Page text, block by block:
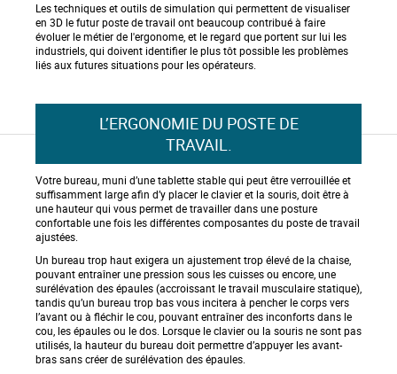
Les techniques et outils de simulation qui permettent de visualiser
en 3D le futur poste de travail ont beaucoup contribué à faire
évoluer le métier de l'ergonome, et le regard que portent sur lui les
industriels, qui doivent identifier le plus tôt possible les problèmes
liés aux futures situations pour les opérateurs.
L’ERGONOMIE DU POSTE DE
TRAVAIL.
Votre bureau, muni d’une tablette stable qui peut être verrouillée et
suffisamment large afin d’y placer le clavier et la souris, doit être à
une hauteur qui vous permet de travailler dans une posture
confortable une fois les différentes composantes du poste de travail
ajustées.
Un bureau trop haut exigera un ajustement trop élevé de la chaise,
pouvant entraîner une pression sous les cuisses ou encore, une
surélévation des épaules (accroissant le travail musculaire statique),
tandis qu’un bureau trop bas vous incitera à pencher le corps vers
l’avant ou à fléchir le cou, pouvant entraîner des inconforts dans le
cou, les épaules ou le dos. Lorsque le clavier ou la souris ne sont pas
utilisés, la hauteur du bureau doit permettre d’appuyer les avant-
bras sans créer de surélévation des épaules.